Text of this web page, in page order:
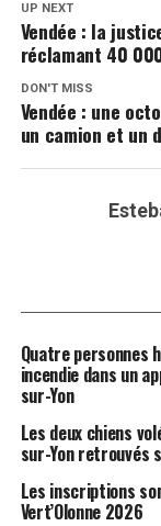
UP NEXT
Vendée : la
réclamant 40
DON'T MISS
Vendée : une
un camion et un
Quatre personnes
incendie dans un
sur-Yon
Les deux chiens
sur-Yon retrouvés
Les inscriptions
Vert’Olonne 2026